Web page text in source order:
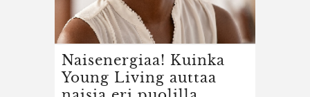
Naisenergiaa! Kuinka
Young Living auttaa